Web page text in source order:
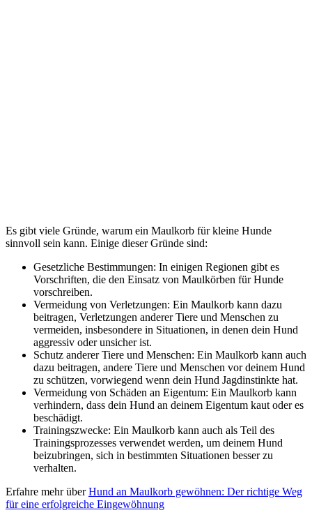
Es gibt viele Gründe, warum ein Maulkorb für kleine Hunde
sinnvoll sein kann. Einige dieser Gründe sind:
Gesetzliche Bestimmungen: In einigen Regionen gibt es
Vorschriften, die den Einsatz von Maulkörben für Hunde
vorschreiben.
Vermeidung von Verletzungen: Ein Maulkorb kann dazu
beitragen, Verletzungen anderer Tiere und Menschen zu
vermeiden, insbesondere in Situationen, in denen dein Hund
aggressiv oder unsicher ist.
Schutz anderer Tiere und Menschen: Ein Maulkorb kann auch
dazu beitragen, andere Tiere und Menschen vor deinem Hund
zu schützen, vorwiegend wenn dein Hund Jagdinstinkte hat.
Vermeidung von Schäden an Eigentum: Ein Maulkorb kann
verhindern, dass dein Hund an deinem Eigentum kaut oder es
beschädigt.
Trainingszwecke: Ein Maulkorb kann auch als Teil des
Trainingsprozesses verwendet werden, um deinem Hund
beizubringen, sich in bestimmten Situationen besser zu
verhalten.
Erfahre mehr überHund an Maulkorb gewöhnen: Der richtige Weg
für eine erfolgreiche Eingewöhnung